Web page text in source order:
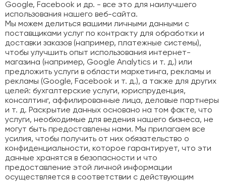
Google, Facebook и др. - все это для наилучшего
использования нашего веб-сайта.
Мы можем делиться вашими личными данными с
поставщиками услуг по контракту для обработки и
доставки заказов (например, платежные системы),
чтобы улучшить опыт использования интернет-
магазина (например, Google Analytics и т. д.) или
предложить услуги в области маркетинга, рекламы и
рекламы (Google, Facebook и т. д.), а также для других
целей: бухгалтерские услуги, юриспруденция,
консалтинг, аффилированные лица, деловые партнеры
и т. д. Раскрытие данных основано на том факте, что
услуги, необходимые для ведения нашего бизнеса, не
могут быть предоставлены нами. Мы прилагаем все
усилия, чтобы получить от них обязательство о
конфиденциальности, которое гарантирует, что эти
данные хранятся в безопасности и что
предоставление этой личной информации
осуществляется в соответствии с действующим